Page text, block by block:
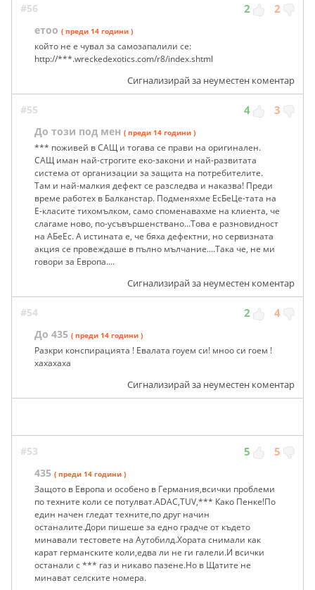
#56 2 2
етоо ( преди 14 години )
който не е чувал за самозапалили се:
http://***.wreckedexotics.com/r8/index.shtml
Сигнализирай за неуместен коментар
#55 4 3
До този под мен ( преди 14 години )
*** поживей в САЩ и тогава се прави на оригинален.
САЩ иман най-строгите еко-закони и най-развитата
система от организации за защита на потребителите.
Там и най-малкия дефект се разследва и наказва! Преди
време работех в Балканстар. Подменяхме ЕсБеЦе-тата на
Е-класите тихомълком, само споменавахме на клиента, че
слагаме ново, по-усъвършенствано...Това е разновидност
на АБеЕс. А истината е, че бяха дефектни, но сервизната
акция се провеждаше в пълно мълчание....Така че, не ми
говори за Европа....
Сигнализирай за неуместен коментар
#54 2 4
До 435 ( преди 14 години )
Разкри конспирацията ! Евалата гоуем си! мноо си гоем !
хахахаха
Сигнализирай за неуместен коментар
#53 5 5
435 ( преди 14 години )
Защото в Европа и особено в Германия,всички проблеми
по техните коли се потулват.ADAC,TUV,*** Како Пенке!По
един начен гледат техните,по друг начин
останалите.Дори пишеше за едно градче от където
минавали тестовете на Аутобилд.Хората снимали как
карат германските коли,едва ли не ги галели.И всички
останали с *** газ и никаво пазене.Но в Щатите не
минават селските номера.